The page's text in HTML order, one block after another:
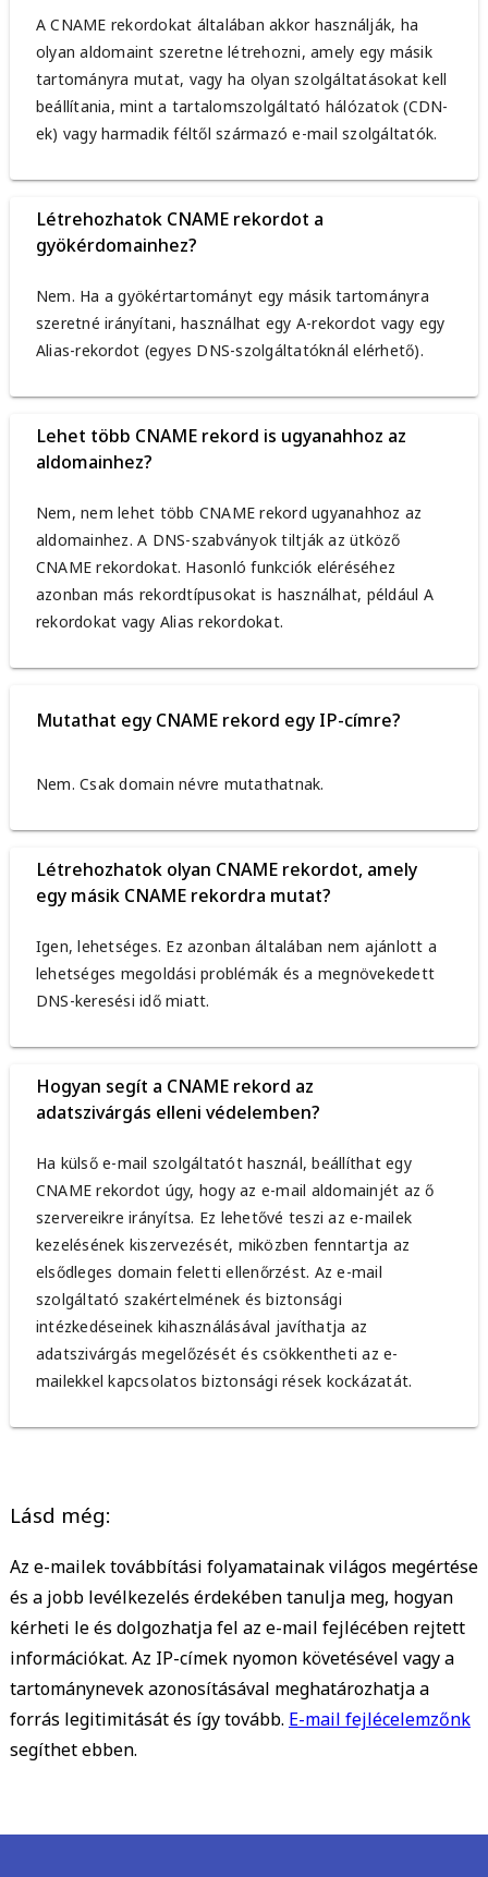
A CNAME rekordokat általában akkor használják, ha
olyan aldomaint szeretne létrehozni, amely egy másik
tartományra mutat, vagy ha olyan szolgáltatásokat kell
beállítania, mint a tartalomszolgáltató hálózatok (CDN-
ek) vagy harmadik féltől származó e-mail szolgáltatók.
Létrehozhatok CNAME rekordot a
gyökérdomainhez?
Nem. Ha a gyökértartományt egy másik tartományra
szeretné irányítani, használhat egy A-rekordot vagy egy
Alias-rekordot (egyes DNS-szolgáltatóknál elérhető).
Lehet több CNAME rekord is ugyanahhoz az
aldomainhez?
Nem, nem lehet több CNAME rekord ugyanahhoz az
aldomainhez. A DNS-szabványok tiltják az ütköző
CNAME rekordokat. Hasonló funkciók eléréséhez
azonban más rekordtípusokat is használhat, például A
rekordokat vagy Alias rekordokat.
Mutathat egy CNAME rekord egy IP-címre?
Nem. Csak domain névre mutathatnak.
Létrehozhatok olyan CNAME rekordot, amely
egy másik CNAME rekordra mutat?
Igen, lehetséges. Ez azonban általában nem ajánlott a
lehetséges megoldási problémák és a megnövekedett
DNS-keresési idő miatt.
Hogyan segít a CNAME rekord az
adatszivárgás elleni védelemben?
Ha külső e-mail szolgáltatót használ, beállíthat egy
CNAME rekordot úgy, hogy az e-mail aldomainjét az ő
szervereikre irányítsa. Ez lehetővé teszi az e-mailek
kezelésének kiszervezését, miközben fenntartja az
elsődleges domain feletti ellenőrzést. Az e-mail
szolgáltató szakértelmének és biztonsági
intézkedéseinek kihasználásával javíthatja az
adatszivárgás megelőzését és csökkentheti az e-
mailekkel kapcsolatos biztonsági rések kockázatát.
Lásd még:
Az e-mailek továbbítási folyamatainak világos megértése
és a jobb levélkezelés érdekében tanulja meg, hogyan
kérheti le és dolgozhatja fel az e-mail fejlécében rejtett
információkat. Az IP-címek nyomon követésével vagy a
tartománynevek azonosításával meghatározhatja a
forrás legitimitását és így tovább. E-mail fejlécelemzőnk
segíthet ebben.